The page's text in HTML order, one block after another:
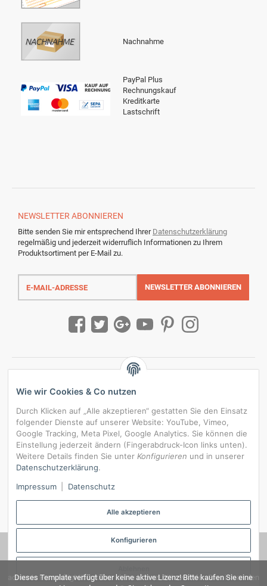
Nachnahme
PayPal Plus
Rechnungskauf
Kreditkarte
Lastschrift
NEWSLETTER ABONNIEREN
Bitte senden Sie mir entsprechend Ihrer Datenschutzerklärung
regelmäßig und jederzeit widerruflich Informationen zu Ihrem
Produktsortiment per E-Mail zu.
E-
Mail-
NEWSLETTER ABONNIEREN
Alle Preise inkl. gesetzlicher USt., zzgl.
Datenschutz-Einstellungen
© RedBridgeJeans
Wie wir Cookies & Co nutzen
Durch Klicken auf „Alle akzeptieren“ gestatten Sie den Einsatz
folgender Dienste auf unserer Website: YouTube, Vimeo,
Google Tracking, Meta Pixel, Google Analytics. Sie können die
Einstellung jederzeit ändern (Fingerabdruck-Icon links unten).
Weitere Details finden Sie unter Konfigurieren und in unserer
Datenschutzerklärung.
Impressum
Datenschutz
Alle akzeptieren
Konfigurieren
admorris Pro verfügt über keine aktive Lizenz! Bitte wenden Sie sich an den
Dieses Template verfügt über keine aktive Lizenz! Bitte kaufen Sie eine